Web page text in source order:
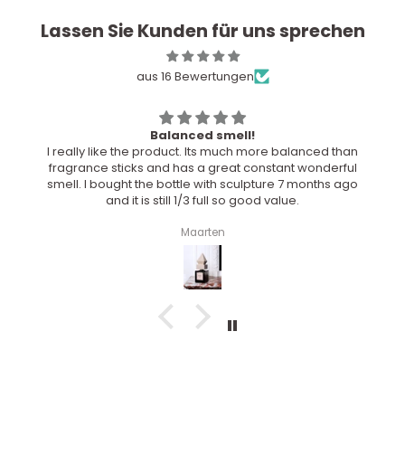
Lassen Sie Kunden für uns sprechen
aus 16 Bewertungen
Balanced smell!
like the product. Its much more balanced than
sticks and has a great constant wonderful
I bought the bottle with sculpture 7 months ago
and it is still 1/3 full so good value.